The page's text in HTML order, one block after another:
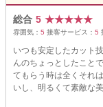
総合 5 ★★★★★
雰囲気： 5 接客サービス： 5
いつも安定したカット
んのちょっとしたこと
てもらう時は全くそれ
いし、明るくて素敵な